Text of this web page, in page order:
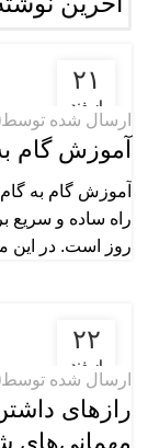
۲۱
اسفند
آموزش‌های آرایشی
ارسال شده توسط
آموزش گام
آموزش گام به گام
راه ساده و سریع
روز است. در این
۲۲
اسفند
آموزش‌های آرایشی
ارسال شده توسط
رازهای
مهمانی‌های